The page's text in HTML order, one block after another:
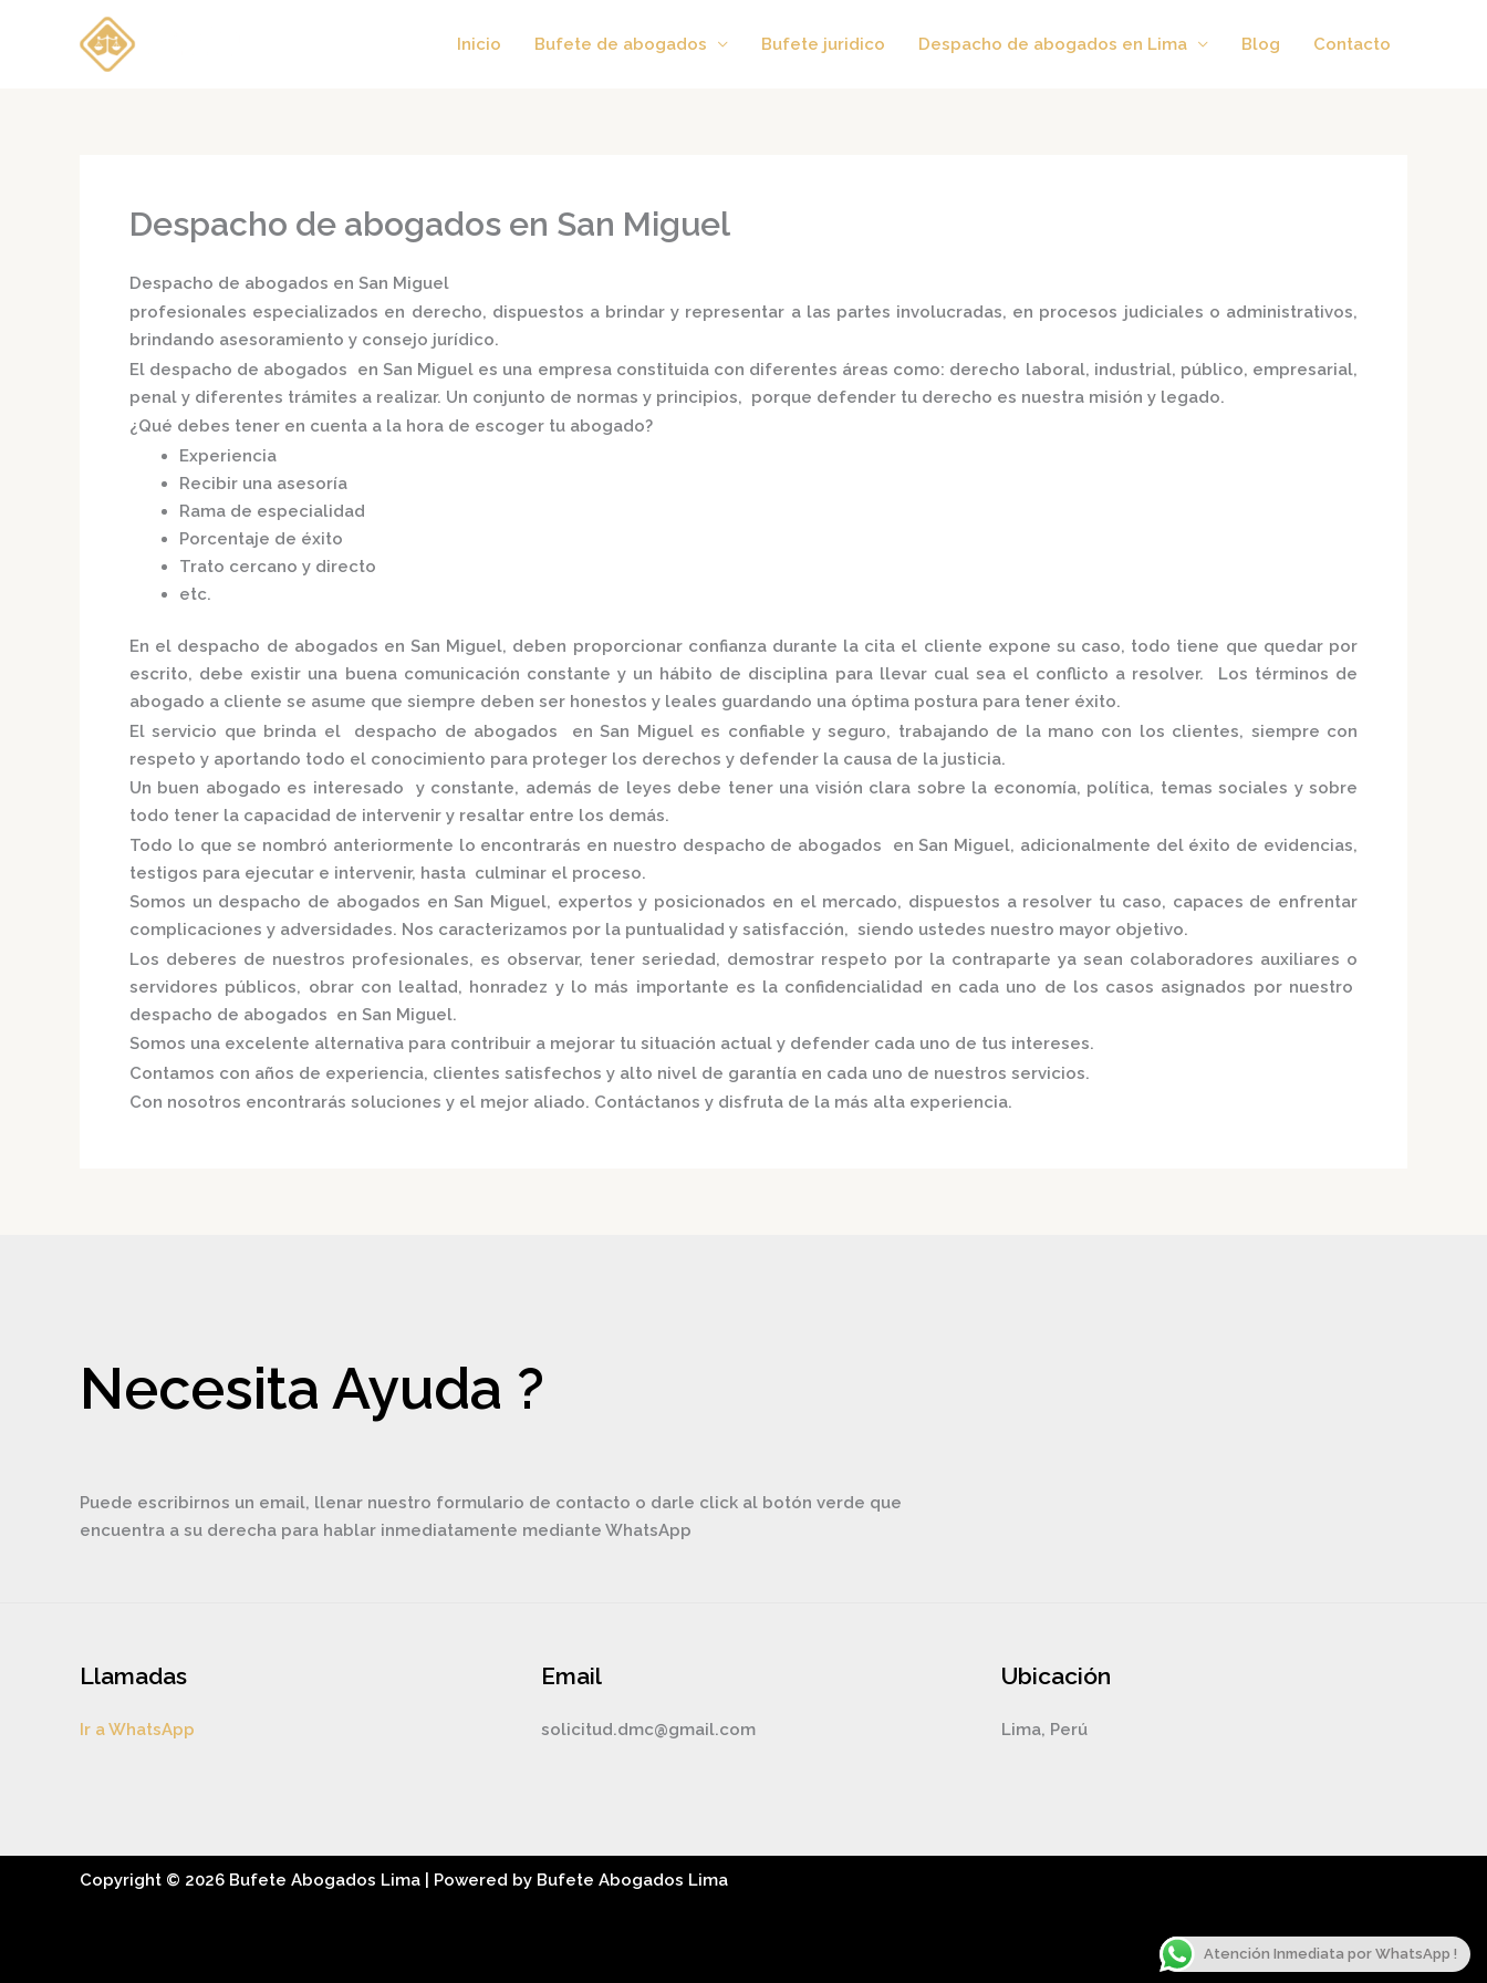
Inicio Bufete de abogados Bufete juridico Despacho de abogados en Lima Blog Contacto
Despacho de abogados en San Miguel
Despacho de abogados en San Miguel
profesionales especializados en derecho, dispuestos a brindar y representar a las partes involucradas, en procesos judiciales o administrativos,
brindando asesoramiento y consejo jurídico.
El despacho de abogados en San Miguel es una empresa constituida con diferentes áreas como: derecho laboral, industrial, público, empresarial,
penal y diferentes trámites a realizar. Un conjunto de normas y principios, porque defender tu derecho es nuestra misión y legado.
¿Qué debes tener en cuenta a la hora de escoger tu abogado?
Experiencia
Recibir una asesoría
Rama de especialidad
Porcentaje de éxito
Trato cercano y directo
etc.
En el despacho de abogados en San Miguel, deben proporcionar confianza durante la cita el cliente expone su caso, todo tiene que quedar por
escrito, debe existir una buena comunicación constante y un hábito de disciplina para llevar cual sea el conflicto a resolver. Los términos de
abogado a cliente se asume que siempre deben ser honestos y leales guardando una óptima postura para tener éxito.
El servicio que brinda el
despacho de abogados en San Miguel es confiable y seguro, trabajando de la mano con los clientes, siempre con
respeto y aportando todo el conocimiento para proteger los derechos y defender la causa de la justicia.
Un buen abogado es interesado y constante, además de leyes debe tener una visión clara sobre la economía, política, temas sociales y sobre
todo tener la capacidad de intervenir y resaltar entre los demás.
Todo lo que se nombró anteriormente lo encontrarás en nuestro despacho de abogados en San Miguel, adicionalmente del éxito de evidencias,
testigos para ejecutar e intervenir, hasta culminar el proceso.
Somos un despacho de abogados en San Miguel, expertos y posicionados en el mercado, dispuestos a resolver tu caso, capaces de enfrentar
complicaciones y adversidades. Nos caracterizamos por la puntualidad y satisfacción, siendo ustedes nuestro mayor objetivo.
Los deberes de nuestros profesionales, es observar, tener seriedad, demostrar respeto por la contraparte ya sean colaboradores auxiliares o
servidores públicos, obrar con lealtad, honradez y lo más importante es la confidencialidad en cada uno de los casos asignados por nuestro
despacho de abogados en San Miguel.
Somos una excelente alternativa para contribuir a mejorar tu situación actual y defender cada uno de tus intereses.
Contamos con años de experiencia, clientes satisfechos y alto nivel de garantía en cada uno de nuestros servicios.
Con nosotros encontrarás soluciones y el mejor aliado. Contáctanos y disfruta de la más alta experiencia.
Necesita Ayuda ?
Puede escribirnos un email, llenar nuestro formulario de contacto o darle click al botón verde que
encuentra a su derecha para hablar inmediatamente mediante WhatsApp
Llamadas
Ir a WhatsApp
Email
solicitud.dmc@gmail.com
Ubicación
Lima, Perú
Copyright © 2026 Bufete Abogados Lima | Powered by Bufete Abogados Lima
Atención Inmediata por WhatsApp !